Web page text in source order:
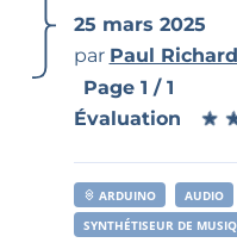
25 mars 2025
par Paul
Page 1 / 1
Évaluation
★
★
ARDUINO AUDIO
SYNTHÉTISEUR DE